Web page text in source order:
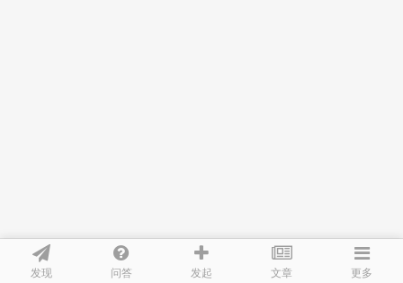
发现 问答 发起 文章 更多